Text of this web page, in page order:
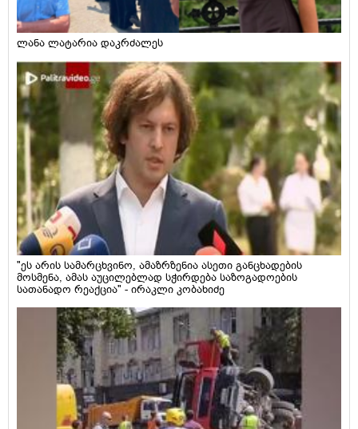
ლანა ლატარია დაკრძალეს
"ეს არის სამარცხვინო, ამაზრზენია ასეთი განცხადების
მოსმენა, ამას აუცილებლად სჭირდება საზოგადოების
სათანადო რეაქცია" - ირაკლი კობახიძე